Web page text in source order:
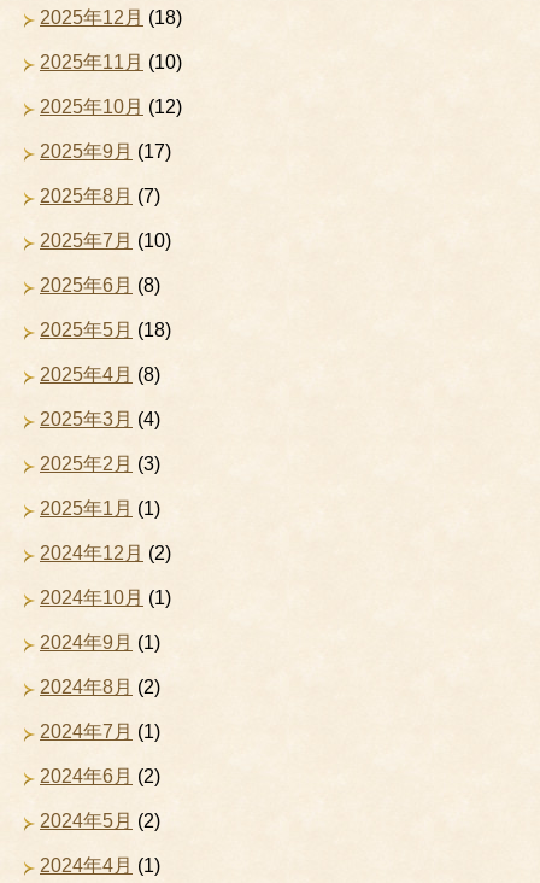
2025年12月 (18)
2025年11月 (10)
2025年10月 (12)
2025年9月 (17)
2025年8月 (7)
2025年7月 (10)
2025年6月 (8)
2025年5月 (18)
2025年4月 (8)
2025年3月 (4)
2025年2月 (3)
2025年1月 (1)
2024年12月 (2)
2024年10月 (1)
2024年9月 (1)
2024年8月 (2)
2024年7月 (1)
2024年6月 (2)
2024年5月 (2)
2024年4月 (1)